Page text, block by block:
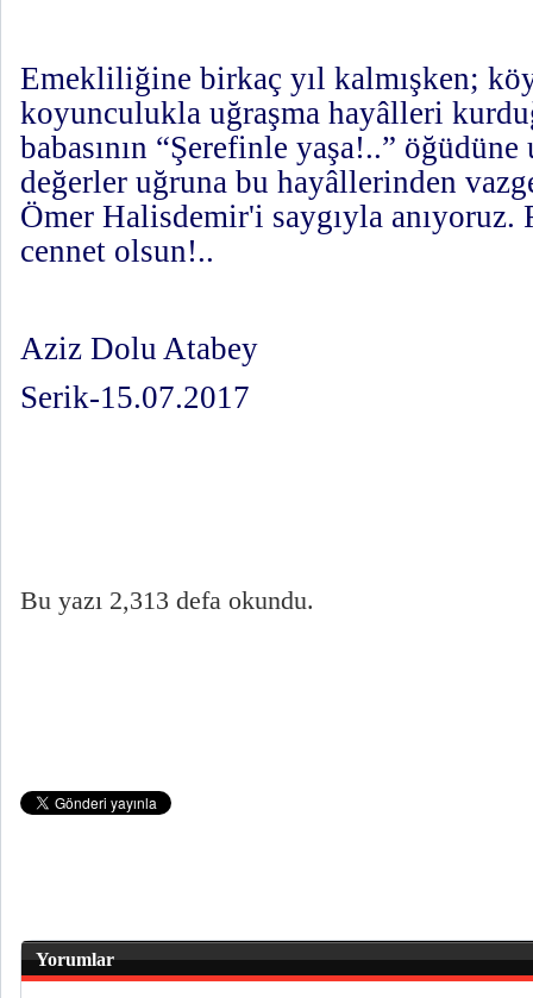
Emekliliğine birkaç yıl kalmışken;
koyunculukla uğraşma hayâlleri
babasının “Şerefinle yaşa!..”
değerler uğruna bu hayâllerinden
Ömer Halisdemir'i saygıyla anıyoruz.
cennet olsun!..
Aziz Dolu Atabey
Serik-15.07.2017
Bu yazı 2,313 defa okundu.
Yorumlar